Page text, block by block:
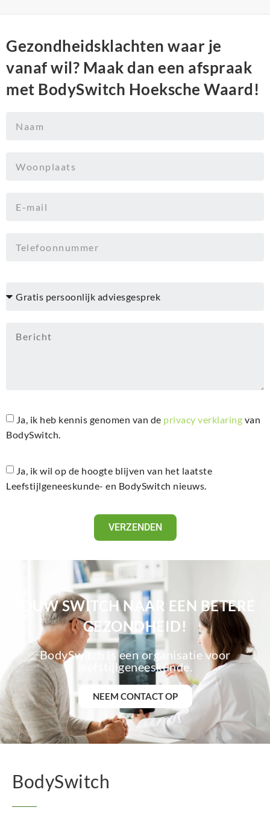
Gezondheidsklachten waar je
vanaf wil? Maak dan een afspraak
met BodySwitch Hoeksche Waard!
Ja, ik heb kennis genomen van de privacy verklaring van
BodySwitch.
Ja, ik wil op de hoogte blijven van het laatste
Leefstijlgeneeskunde- en BodySwitch nieuws.
VERZENDEN
JOUW SWITCH NAAR EEN BETERE
GEZONDHEID!
BodySwitch is een organisatie voor
leefstijlgeneeskunde.
NEEM CONTACT OP
BodySwitch